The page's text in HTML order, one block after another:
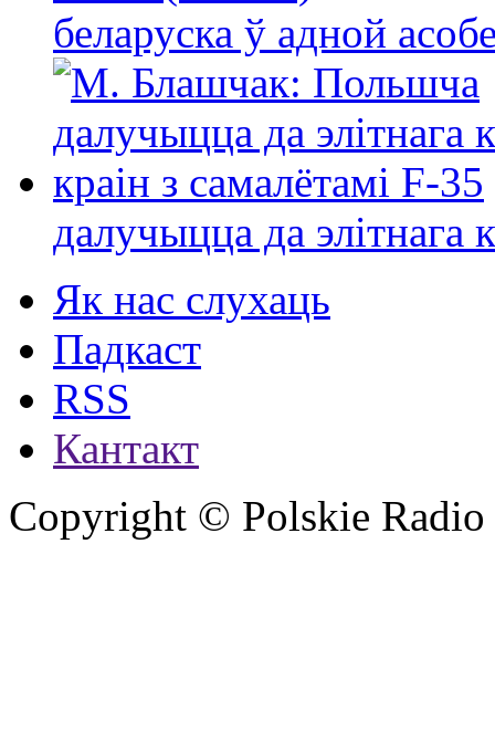
беларуска ў адной
далучыцца да элітнага
Як нас слухаць
Падкаст
RSS
Кантакт
Copyright © Polskie